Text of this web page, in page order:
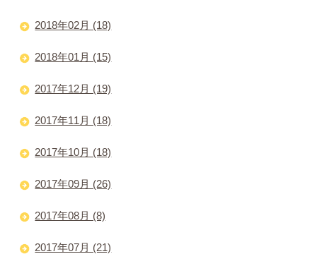
2018年02月 (18)
2018年01月 (15)
2017年12月 (19)
2017年11月 (18)
2017年10月 (18)
2017年09月 (26)
2017年08月 (8)
2017年07月 (21)